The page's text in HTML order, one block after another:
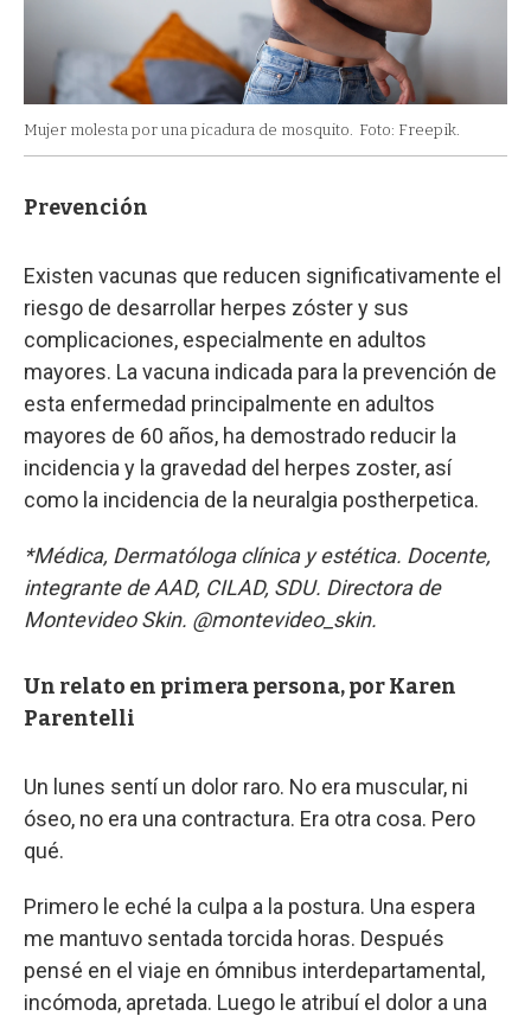
Mujer molesta por una picadura de mosquito. Foto: Freepik.
Prevención
Existen vacunas que reducen significativamente el
riesgo de desarrollar herpes zóster y sus
complicaciones, especialmente en adultos
mayores. La vacuna indicada para la prevención de
esta enfermedad principalmente en adultos
mayores de 60 años, ha demostrado reducir la
incidencia y la gravedad del herpes zoster, así
como la incidencia de la neuralgia postherpetica.
*Médica, Dermatóloga clínica y estética. Docente,
integrante de AAD, CILAD, SDU. Directora de
Montevideo Skin. @montevideo_skin.
Un relato en primera persona, por Karen
Parentelli
Un lunes sentí un dolor raro. No era muscular, ni
óseo, no era una contractura. Era otra cosa. Pero
qué.
Primero le eché la culpa a la postura. Una espera
me mantuvo sentada torcida horas. Después
pensé en el viaje en ómnibus interdepartamental,
incómoda, apretada. Luego le atribuí el dolor a una